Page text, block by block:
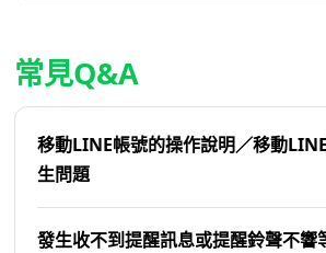
常見Q&A
移動LINE帳號的操作說明／移動
生問題
發生收不到提醒訊息或提醒鈴聲不響